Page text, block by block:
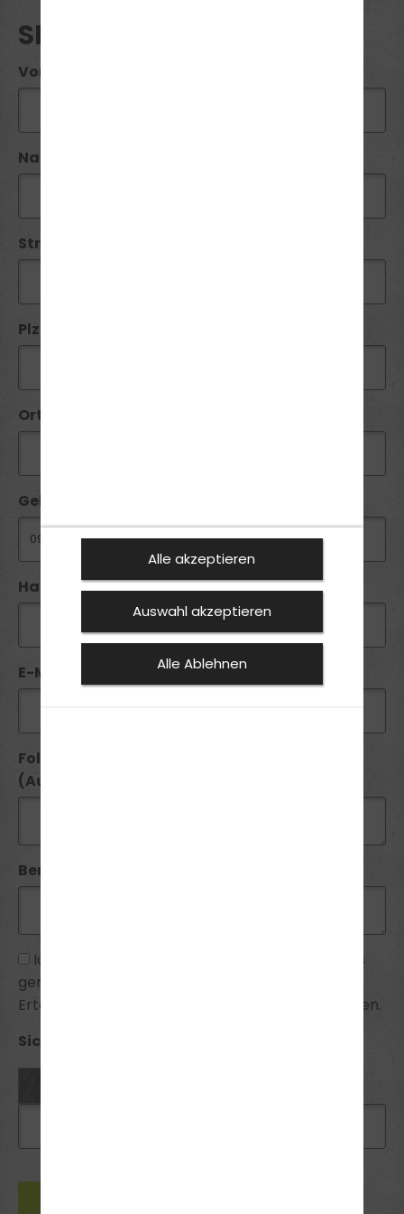
SEMINAR ANFRAGE
Vorname*:
Name*:
Straße / Nr:
Plz*:
Ort*:
Geburtsdatum:
Handy / Telefon:*
E-Mail*:
Folgende Führerscheine besitze ich seit
(Ausstellungsdatum):
Bemerkung:
Ich habe die
zur Kenntnis
genommen und bin mit ihnen einverstanden.
Erteilte Einwilligungen kann ich jederzeit widerrufen.
Sicherheitsabfrage *:
Alle akzeptieren
Auswahl akzeptieren
Alle Ablehnen